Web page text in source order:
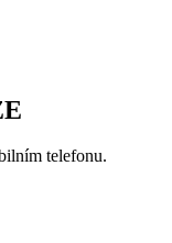
telefonu.